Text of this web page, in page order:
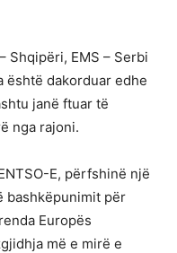
Shqipëri, EMS – Serbi
është dakorduar edhe
janë ftuar të
nga rajoni.
E, përfshinë një
bashkëpunimit për
Europës
më e mirë e